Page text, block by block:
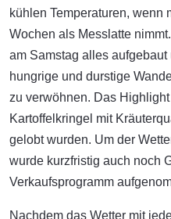
kühlen Temperaturen, wenn
Wochen als Messlatte
am Samstag alles
hungrige und durstige
zu verwöhnen. Das
Kartoffelkringel mit
gelobt wurden. Um der
wurde kurzfristig auch noch
Verkaufsprogramm
Nachdem das Wetter mit